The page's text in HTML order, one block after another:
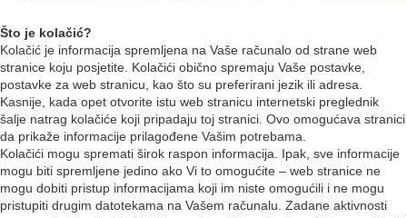
Što je kolačić?
Kolačić je informacija spremljena na Vaše računalo od strane web
stranice koju posjetite. Kolačići obično spremaju Vaše postavke,
postavke za web stranicu, kao što su preferirani jezik ili adresa.
Kasnije, kada opet otvorite istu web stranicu internetski preglednik
šalje natrag kolačiće koji pripadaju toj stranici. Ovo omogućava stranici
da prikaže informacije prilagođene Vašim potrebama.
Kolačići mogu spremati širok raspon informacija. Ipak, sve informacije
mogu biti spremljene jedino ako Vi to omogućite – web stranice ne
mogu dobiti pristup informacijama koji im niste omogućili i ne mogu
pristupiti drugim datotekama na Vašem računalu. Zadane aktivnosti